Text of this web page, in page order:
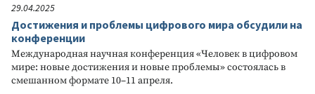
29.04.2025
Достижения и проблемы цифрового мира обсудили на
конференции
Международная научная конференция «Человек в цифровом
мире: новые достижения и новые проблемы» состоялась в
смешанном формате 10–11 апреля.